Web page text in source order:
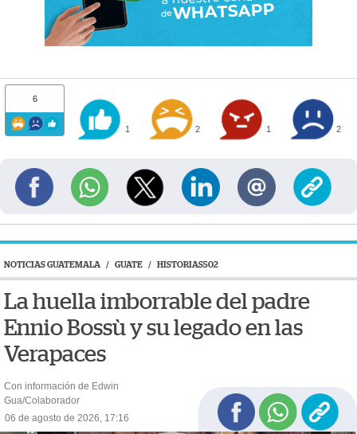
6
1 2 1 2
NOTICIAS GUATEMALA / GUATE / HISTORIAS502
La huella imborrable del padre
Ennio Bossù y su legado en las
Verapaces
Con información de Edwin
Gua/Colaborador
06 de agosto de 2026, 17:16